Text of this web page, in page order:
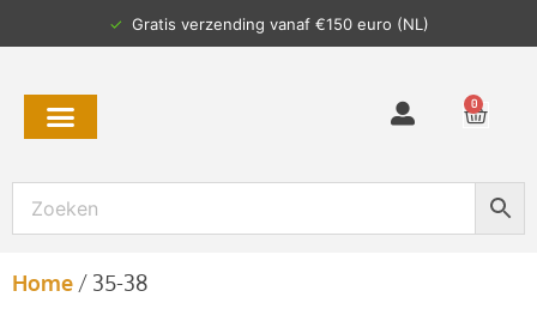
✓ Gratis verzending vanaf €150 euro (NL)
0
Home / 35-38